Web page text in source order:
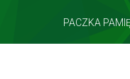
PACZKA